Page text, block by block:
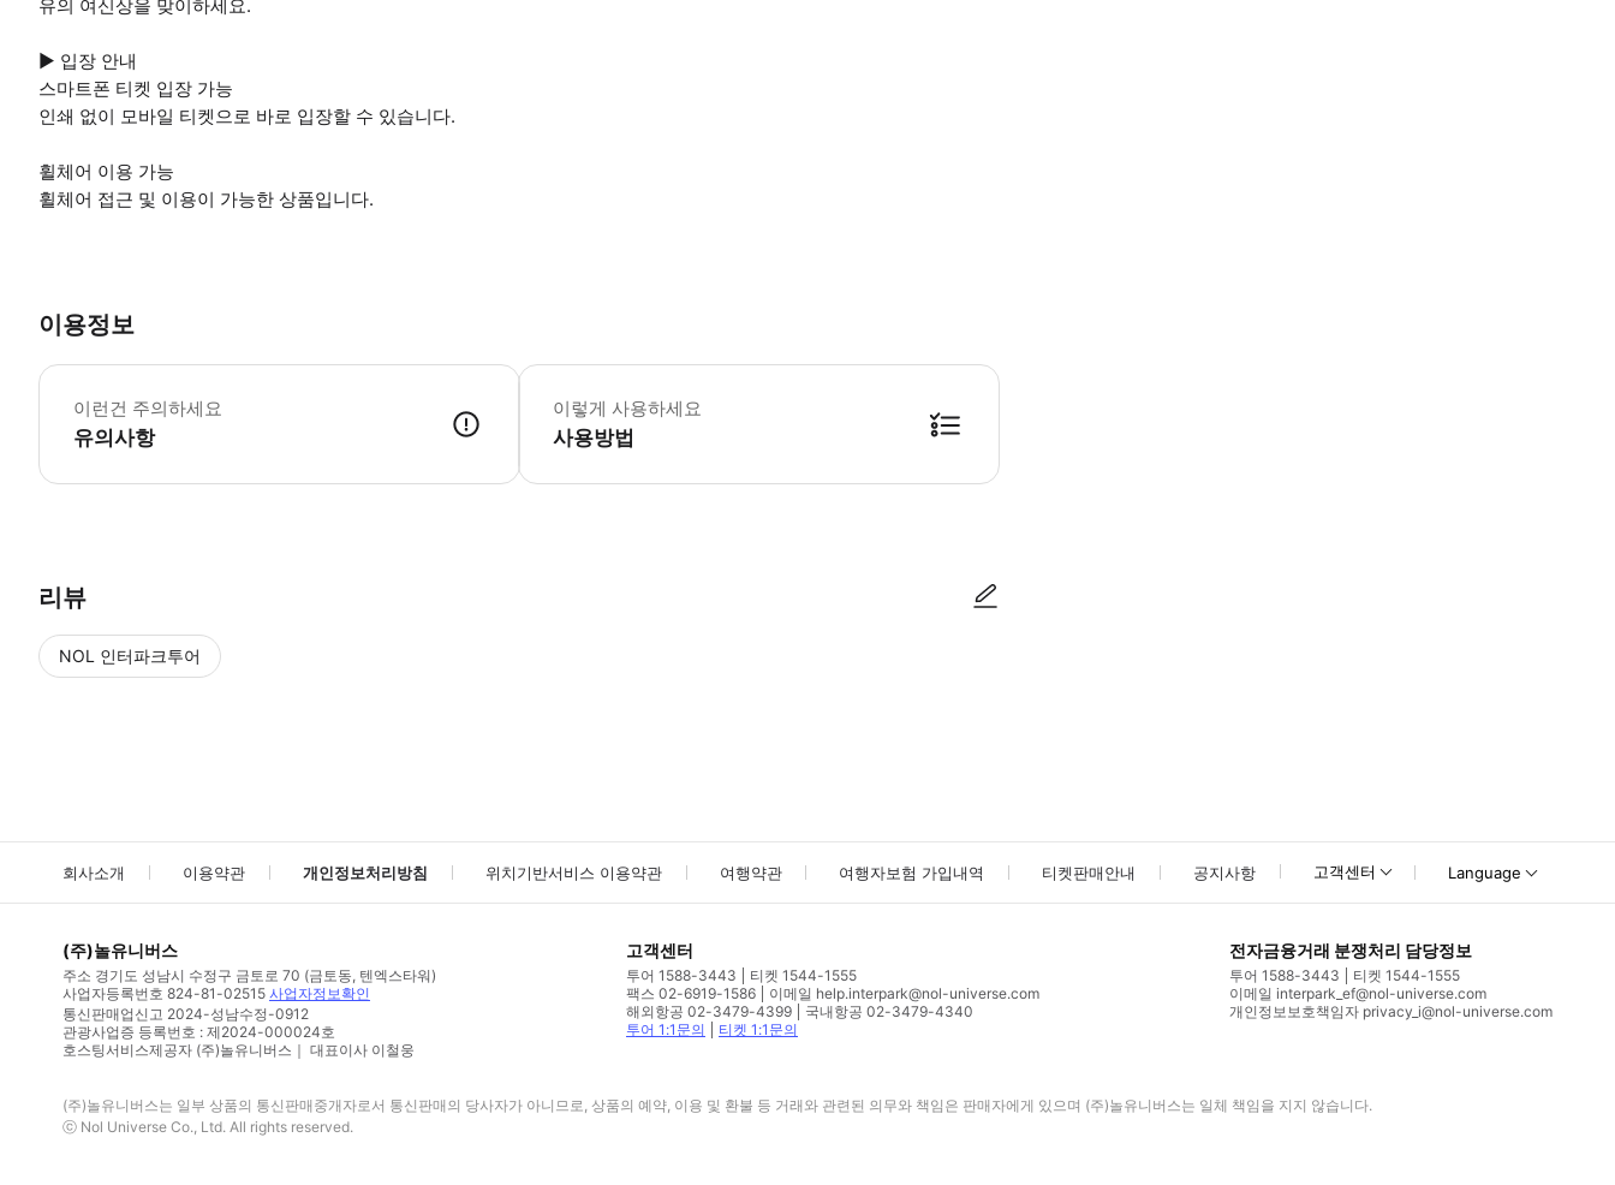
유의 여신상을 맞이하세요.
▶ 입장 안내
스마트폰 티켓 입장 가능
인쇄 없이 모바일 티켓으로 바로 입장할 수 있습니다.
휠체어 이용 가능
휠체어 접근 및 이용이 가능한 상품입니다.
이용정보
이런건 주의하세요
유의사항
▶ 꼭 알아두세요 * 투어는 영어로만 진행됩니다. * 자유의 여신상 입장권 제외 * 적당량의 보행 필요 * 만 2세 이하 어린이는 티켓 없이 무료로 참가할 수
이렇게 사용하세요
사용방법
리뷰
NOL 인터파크투어
회사소개 이용약관 개인정보처리방침 위치기반서비스 이용약관 여행약관 여행자보험 가입내역 티켓판매안내 공지사항 고객센터 Language
(주)놀유니버스
주소 경기도 성남시 수정구 금토로 70 (금토동, 텐엑스타워)
사업자등록번호 824-81-02515 사업자정보확인
통신판매업신고 2024-성남수정-0912
관광사업증 등록번호 : 제2024-000024호
호스팅서비스제공자 (주)놀유니버스｜ 대표이사 이철웅
고객센터
투어 1588-3443
티켓 1544-1555
팩스 02-6919-1586
이메일 help.interpark@nol-universe.com
해외항공 02-3479-4399
국내항공 02-3479-4340
투어 1:1문의
티켓 1:1문의
전자금융거래 분쟁처리 담당정보
투어 1588-3443
티켓 1544-1555
이메일 interpark_ef@nol-universe.com
개인정보보호책임자 privacy_i@nol-universe.com
(주)놀유니버스는 일부 상품의 통신판매중개자로서 통신판매의 당사자가 아니므로, 상품의 예약, 이용 및 환불 등 거래와 관련된 의무와 책임은 판매자에게 있으며 (주)놀유니버스는 일체 책임을 지지 않습니다.
ⓒ Nol Universe Co., Ltd. All rights reserved.